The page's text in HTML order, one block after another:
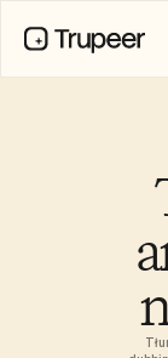
AI Screen